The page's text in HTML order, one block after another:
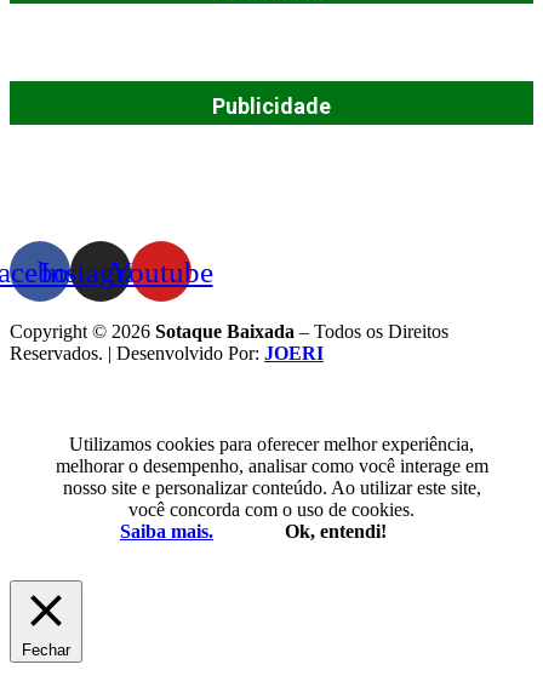
Publicidade
InstagramYoutube
Copyright © 2026 Sotaque Baixada – Todos os Direitos
Reservados. | Desenvolvido Por: JOERI
Utilizamos cookies para oferecer melhor experiência,
melhorar o desempenho, analisar como você interage em
nosso site e personalizar conteúdo. Ao utilizar este site,
você concorda com o uso de cookies.
Saiba mais.
Ok, entendi!
Fechar